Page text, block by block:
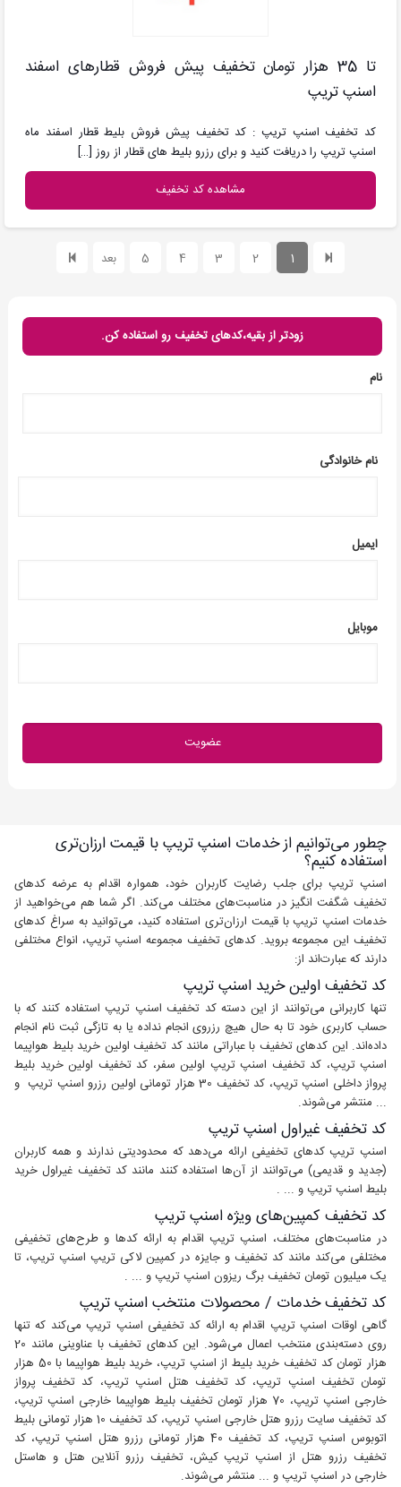
تا 35 هزار تومان تخفیف پیش فروش قطارهای اسفند
اسنپ تریپ
کد تخفیف اسنپ تریپ : کد تخفیف پیش فروش بلیط قطار اسفند ماه
اسنپ تریپ را دریافت کنید و برای رزرو بلیط های قطار از روز […]
مشاهده کد تخفیف
1
2
3
4
5 بعد
زودتر از بقیه،کدهای تخفیف رو استفاده کن.
نام
نام خانوادگی
ایمیل
موبایل
چطور می‌توانیم از خدمات اسنپ تریپ با قیمت ارزان‌تری
استفاده کنیم؟
اسنپ تریپ برای جلب رضایت کاربران خود،‌ همواره اقدام به عرضه کدهای
تخفیف شگفت انگیز در مناسبت‌های مختلف می‌کند. اگر شما هم می‌خواهید از
خدمات اسنپ تریپ با قیمت ارزان‌تری استفاده کنید، می‌توانید به سراغ کدهای
تخفیف این مجموعه بروید. کدهای تخفیف مجموعه اسنپ تریپ، انواع مختلفی
دارند که عبارت‌اند از:
کد تخفیف اولین خرید اسنپ تریپ
تنها کاربرانی می‌توانند از این دسته کد تخفیف اسنپ تریپ استفاده کنند که با
حساب کاربری خود تا به حال هیچ رزروی انجام نداده یا به تازگی ثبت نام انجام
داده‌اند. این کدهای تخفیف با عباراتی مانند کد تخفیف اولین خرید بلیط هواپیما
اسنپ تریپ، کد تخفیف اسنپ تریپ اولین سفر، کد تخفیف اولین خرید بلیط
پرواز داخلی اسنپ تریپ، کد تخفیف 30 هزار تومانی اولین رزرو اسنپ تریپ و
... منتشر می‌شوند.
کد تخفیف غیراول اسنپ تریپ
اسنپ تریپ کدهای تخفیفی ارائه می‌دهد که محدودیتی ندارند و همه کاربران
(جدید و قدیمی) می‌توانند از آن‌ها استفاده کنند مانند کد تخفیف غیراول خرید
بلیط اسنپ تریپ و ... .
کد تخفیف کمپین‌های ویژه اسنپ تریپ
در مناسبت‌های مختلف، اسنپ تریپ اقدام به ارائه کدها و طرح‌های تخفیفی
مختلفی می‌کند مانند کد تخفیف و جایزه در کمپین لاکی تریپ اسنپ تریپ، تا
یک میلیون تومان تخفیف برگ ریزون اسنپ تریپ و ... .
کد تخفیف خدمات / محصولات منتخب اسنپ تریپ
گاهی اوقات اسنپ تریپ اقدام به ارائه کد تخفیفی اسنپ تریپ می‌کند که تنها
روی دسته‌بندی منتخب اعمال می‌شود. این کدهای تخفیف با عناوینی مانند 20
هزار تومان کد تخفیف خرید بلیط از اسنپ تریپ، خرید بلیط هواپیما با 50 هزار
تومان تخفیف اسنپ تریپ، کد تخفیف هتل اسنپ تریپ، کد تخفیف پرواز
خارجی اسنپ تریپ، 70 هزار تومان تخفیف بلیط هواپیما خارجی اسنپ تریپ،
کد تخفیف سایت رزرو هتل خارجی اسنپ تریپ، کد تخفیف 10 هزار تومانی بلیط
اتوبوس اسنپ تریپ، کد تخفیف 40 هزار تومانی رزرو هتل اسنپ تریپ، کد
تخفیف رزرو هتل از اسنپ تریپ کیش، تخفیف رزرو آنلاین هتل و هاستل
خارجی در اسنپ تریپ و ... منتشر می‌شوند.